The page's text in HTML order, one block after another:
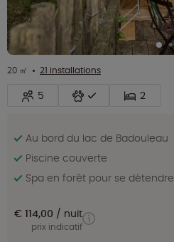
20 ㎡ 21 installations
5 2
Au bord du lac de Badouleau
Piscine couverte
Spa en forêt pour se détendre
€ 114,00 nuit
prix indicatif